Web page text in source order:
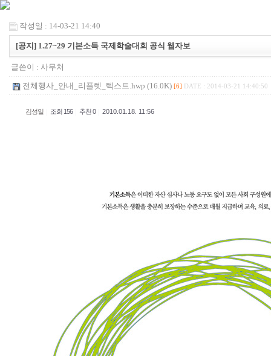
작성일 : 14-03-21 14:40
[공지] 1.27~29 기본소득 국제학술대회 공식 웹자보
글쓴이 : 사무처
전체행사_안내_리플렛_텍스트.hwp (16.0K) [6] DATE : 2014-03-21 14:40:50
김성일 조회 156 추천 0 2010.01.18. 11:56